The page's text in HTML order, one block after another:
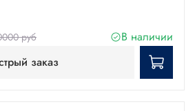
руб
В наличии
заказ